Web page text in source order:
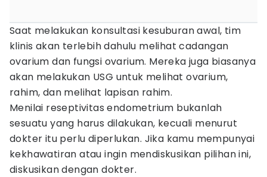
Saat melakukan konsultasi kesuburan awal, tim
klinis akan terlebih dahulu melihat cadangan
ovarium dan fungsi ovarium. Mereka juga biasanya
akan melakukan USG untuk melihat ovarium,
rahim, dan melihat lapisan rahim.
Menilai reseptivitas endometrium bukanlah
sesuatu yang harus dilakukan, kecuali menurut
dokter itu perlu diperlukan. Jika kamu mempunyai
kekhawatiran atau ingin mendiskusikan pilihan ini,
diskusikan dengan dokter.